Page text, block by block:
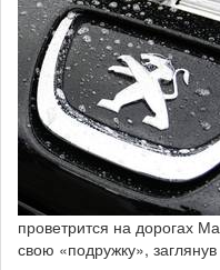
проветрится на дорогах
свою «подружку»,